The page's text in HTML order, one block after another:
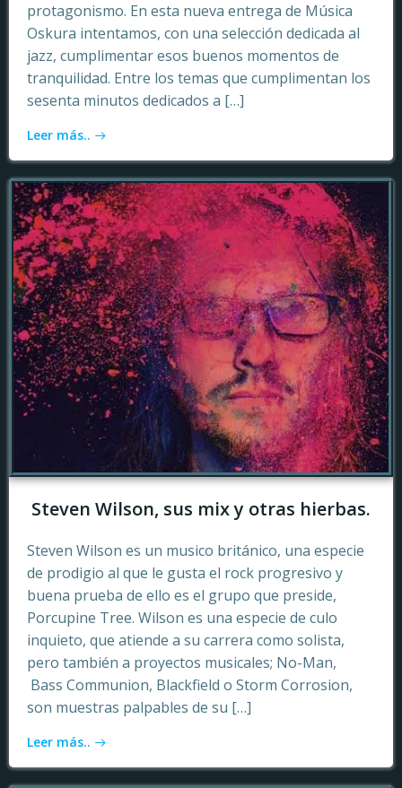
protagonismo. En esta nueva entrega de Música
Oskura intentamos, con una selección dedicada al
jazz, cumplimentar esos buenos momentos de
tranquilidad. Entre los temas que cumplimentan los
sesenta minutos dedicados a […]
Leer más..
Steven Wilson, sus mix y otras hierbas.
Steven Wilson es un musico británico, una especie
de prodigio al que le gusta el rock progresivo y
buena prueba de ello es el grupo que preside,
Porcupine Tree. Wilson es una especie de culo
inquieto, que atiende a su carrera como solista,
pero también a proyectos musicales; No-Man,
Bass Communion, Blackfield o Storm Corrosion,
son muestras palpables de su […]
Leer más..